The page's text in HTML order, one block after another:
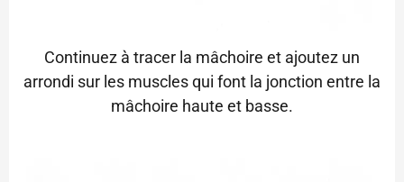
Continuez à tracer la mâchoire et ajoutez un
arrondi sur les muscles qui font la jonction entre la
mâchoire haute et basse.